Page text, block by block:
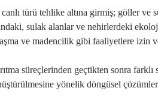
türü tehlike altına girmiş; göller
sulak alanlar ve nehirlerdeki
ve madencilik gibi faaliyetlere izin
süreçlerinden geçtikten sonra
yönelik döngüsel